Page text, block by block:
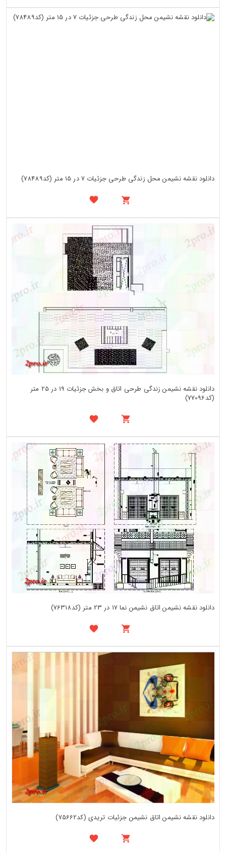
دانلود نقشه نشیمن محل زندگی طرحی جزئیات 7 در 15 متر (کد78489)
دانلود نقشه نشیمن زندگی طرحی اتاق و بخش جزئیات 19 در 25 متر
(کد77096)
دانلود نقشه نشیمن اتاق نشیمن نما 17 در 23 متر (کد76318)
دانلود نقشه نشیمن اتاق نشیمن جزئیات تریدی (کد75662)